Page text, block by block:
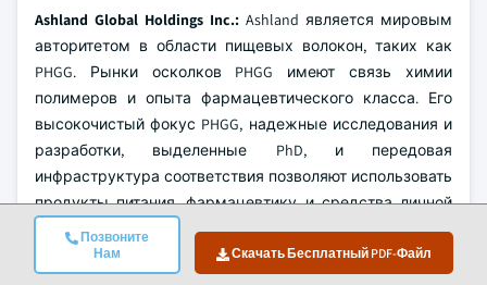
Позвоните
Нам
Скачать Бесплатный PDF-Файл
Ashland Global Holdings Inc.: Ashland является мировым
авторитетом в области пищевых волокон, таких как
PHGG. Рынки осколков PHGG имеют связь химии
полимеров и опыта фармацевтического класса. Его
высокочистый фокус PHGG, надежные исследования и
разработки, выделенные PhD, и передовая
инфраструктура соответствия позволяют использовать
продукты питания, фармацевтику и средства личной
гигиены для PHGG.
BASF SE:
Благодаря сильным инновациям в химической